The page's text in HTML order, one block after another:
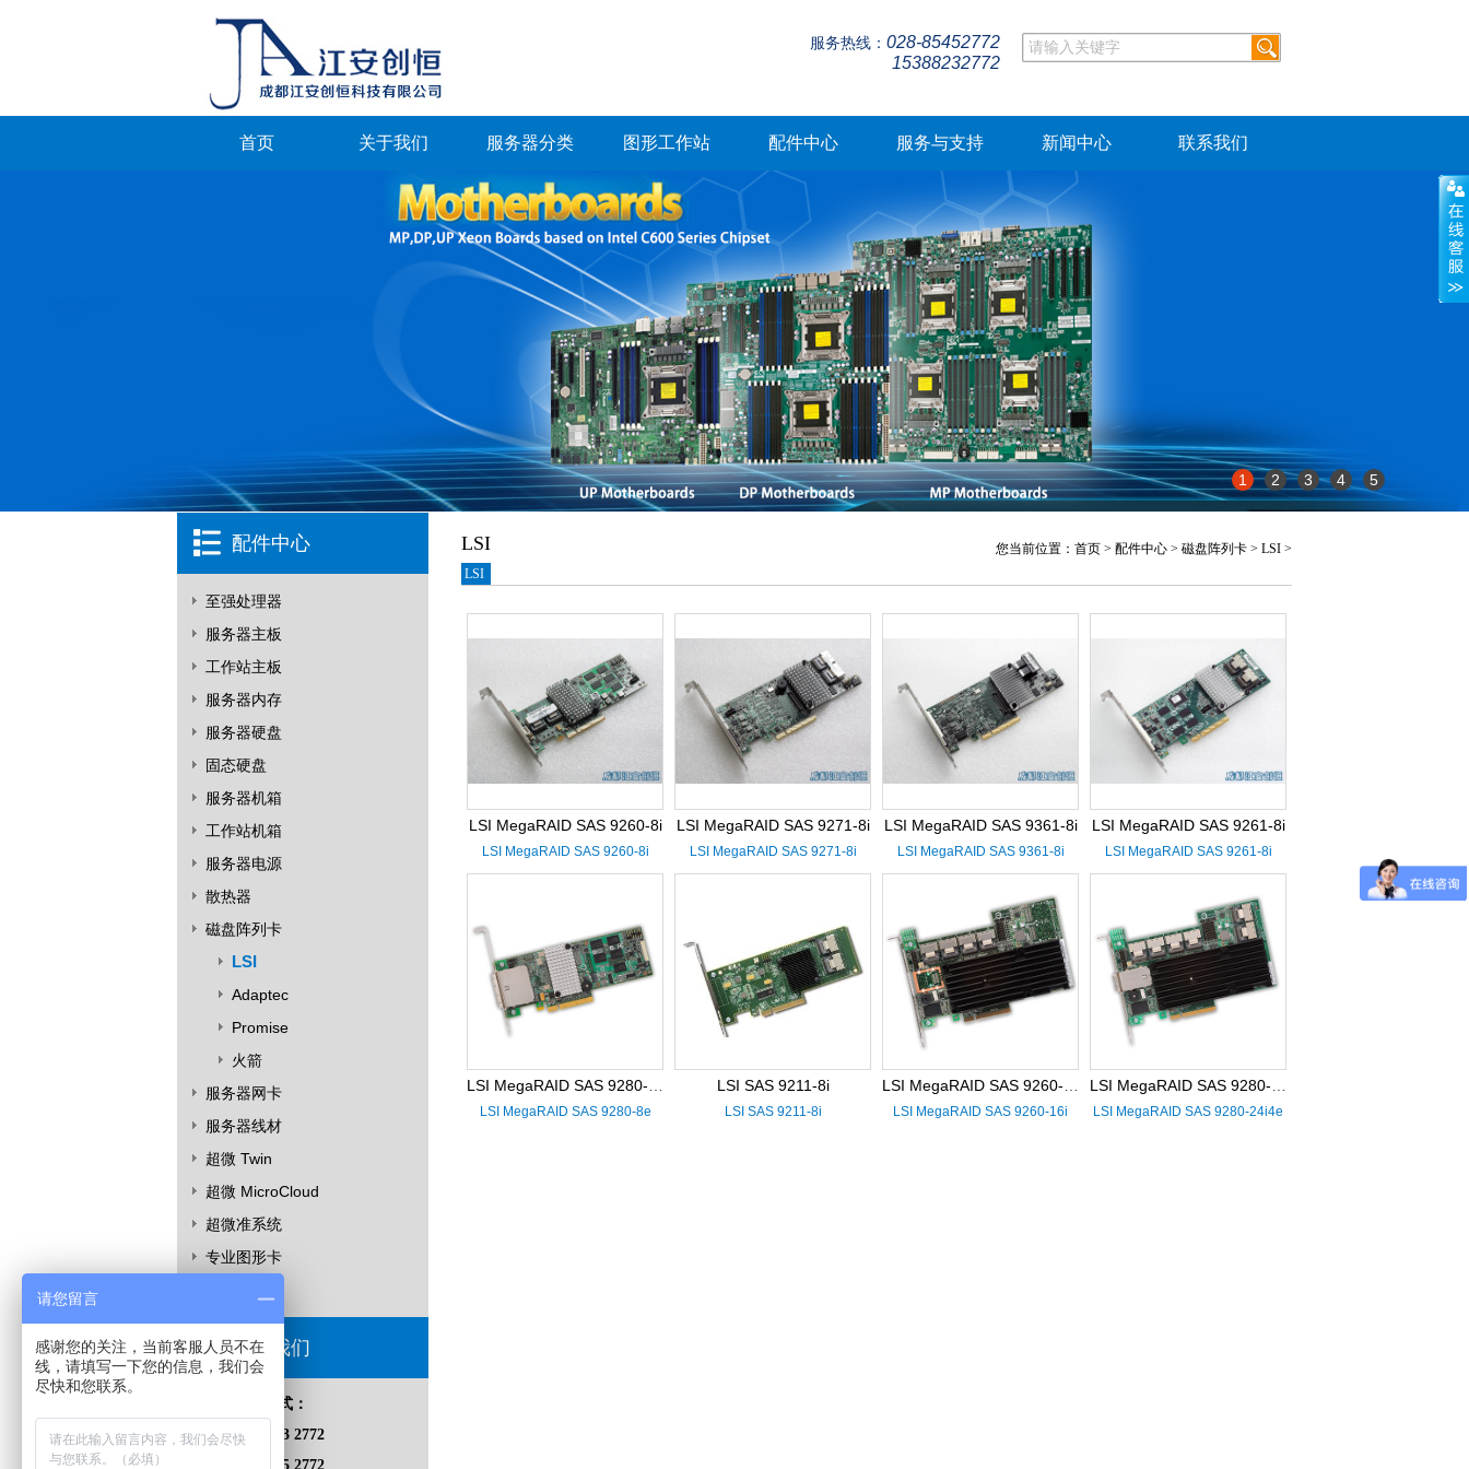
服务热线： 028-85452772
15388232772
首页 关于我们 服务器分类 图形工作站 配件中心 服务与支持 新闻中心 联系我们
1 2 3 4 5
配件中心
至强处理器
服务器主板
工作站主板
服务器内存
服务器硬盘
固态硬盘
服务器机箱
工作站机箱
服务器电源
散热器
磁盘阵列卡
LSI
Adaptec
Promise
火箭
服务器网卡
服务器线材
超微 Twin
超微 MicroCloud
超微准系统
专业图形卡
联系我们
联系方式：
153 8823 2772
028 8545 2772
LSI
LSI
您当前位置： 首页 > 配件中心 > 磁盘阵列卡 > LSI >
LSI MegaRAID SAS 9260-8i
LSI MegaRAID SAS 9260-8i
LSI MegaRAID SAS 9271-8i
LSI MegaRAID SAS 9271-8i
LSI MegaRAID SAS 9361-8i
LSI MegaRAID SAS 9361-8i
LSI MegaRAID SAS 9261-8i
LSI MegaRAID SAS 9261-8i
LSI MegaRAID SAS 9280-8e
LSI SAS 9211-8i
LSI SAS 9211-8i LSI MegaRAID SAS 9260-16i LSI MegaRAID SAS 9280-24i4e
请您留言
感谢您的关注，当前客服人员不在
线，请填写一下您的信息，我们会
尽快和您联系。